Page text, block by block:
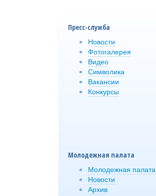
Пресс-служба
Новости
Фотогалерея
Видео
Символика
Вакансии
Конкурсы
Молодежная палата
Молодежная палата
Новости
Архив